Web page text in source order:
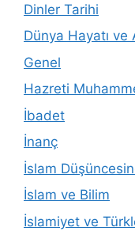
Dinler Tarihi
Dünya Hayatı ve
Genel
Hazreti
İbadet
İnanç
İslam
İslam ve Bilim
İslamiyet ve